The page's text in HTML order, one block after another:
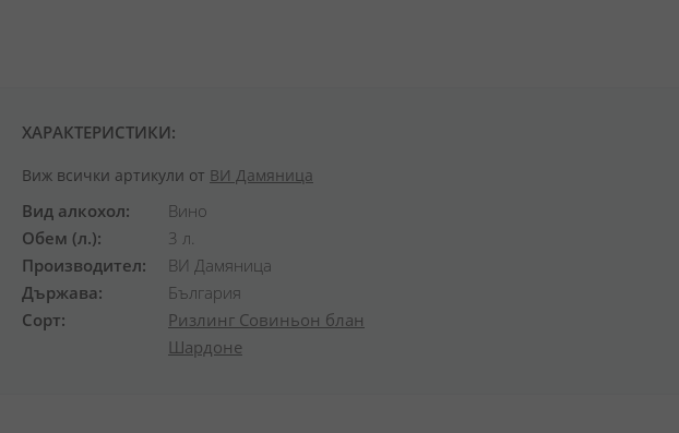
ХАРАКТЕРИСТИКИ:
Виж всички артикули от ВИ Дамяница
Вид алкохол
Вино
Обем (л.)
3 л.
Производител
ВИ Дамяница
Държава
България
Сорт
Ризлинг Совиньон блан
Шардоне